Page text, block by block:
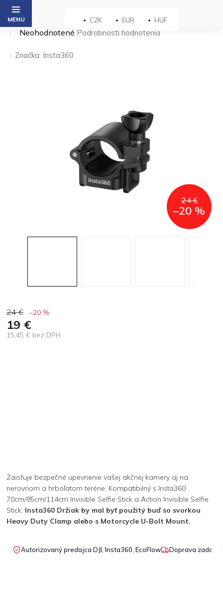
Prejsť
obsah
CZK EUR HUF
Priemerné
produktu
je
Neohodnotené Podrobnosti hodnotenia
Značka: Insta360
24 €
–20 %
24 € –20 %
19 €
15,45 € bez DPH
Zaisťuje bezpečné upevnenie vašej akčnej kamery aj na
nerovnom a hrboľatom teréne. Kompatibilný s Insta360
70cm/85cm/114cm Invisible Selfie Stick a Action Invisible Selfie
Stick. Insta360 Držiak by mal byť použitý buď so svorkou
Heavy Duty Clamp alebo s Motorcycle U-Bolt Mount.
Autorizovaný predajca DJI, Insta360, EcoFlow Doprava